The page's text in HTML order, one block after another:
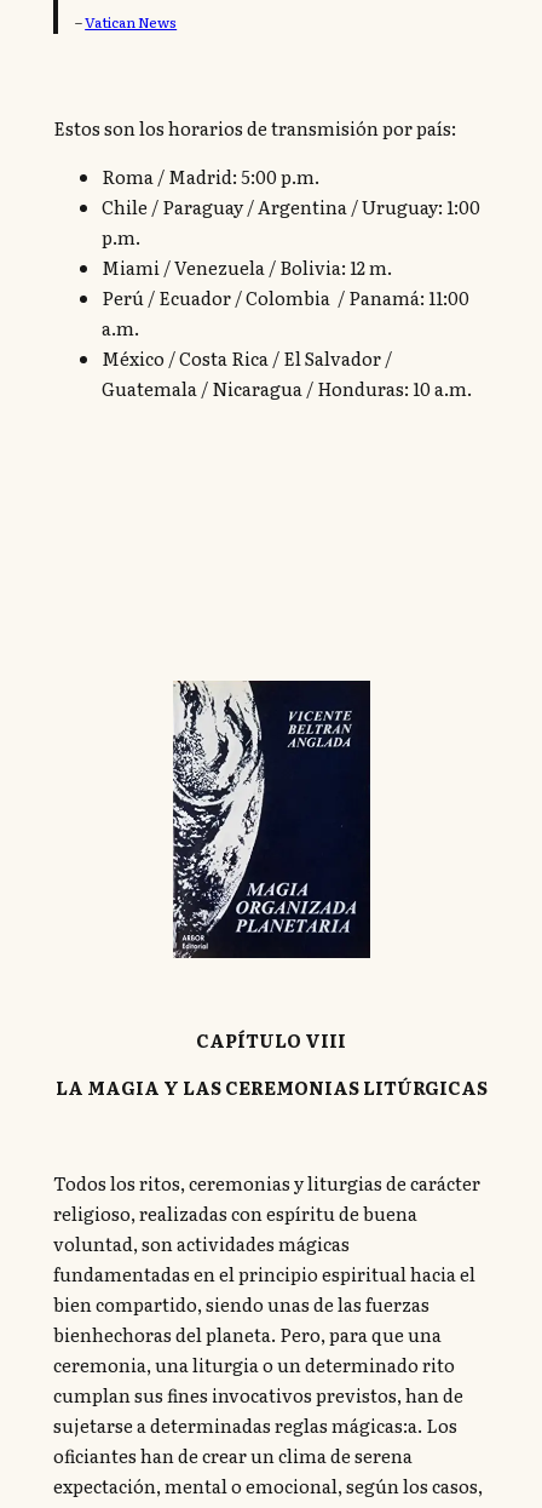
–Vatican News
Estos son los horarios de transmisión por país:
Roma / Madrid: 5:00 p.m.
Chile / Paraguay / Argentina / Uruguay: 1:00
p.m.
Miami / Venezuela / Bolivia: 12 m.
Perú / Ecuador / Colombia / Panamá: 11:00
a.m.
México / Costa Rica / El Salvador /
Guatemala / Nicaragua / Honduras: 10 a.m.
CAPÍTULO VIII
LA MAGIA Y LAS CEREMONIAS LITÚRGICAS
Todos los ritos, ceremonias y liturgias de carácter
religioso, realizadas con espíritu de buena
voluntad, son actividades mágicas
fundamentadas en el principio espiritual hacia el
bien compartido, siendo unas de las fuerzas
bienhechoras del planeta. Pero, para que una
ceremonia, una liturgia o un determinado rito
cumplan sus fines invocativos previstos, han de
sujetarse a determinadas reglas mágicas:a. Los
oficiantes han de crear un clima de serena
expectación, mental o emocional, según los casos,